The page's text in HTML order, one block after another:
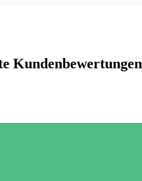
Kundenbewertungen